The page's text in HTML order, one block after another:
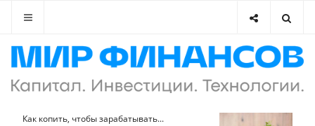
Как копить, чтобы зарабатывать...